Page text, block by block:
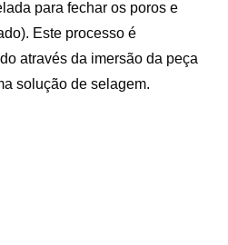
para fechar os poros e
Este processo é
através da imersão da peça
solução de selagem.